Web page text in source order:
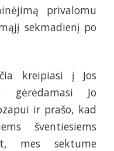
privalomu
sekmadienį po
kreipiasi į Jos
gėrėdamasi Jo
ir prašo, kad
šventiesiems
mes sektume